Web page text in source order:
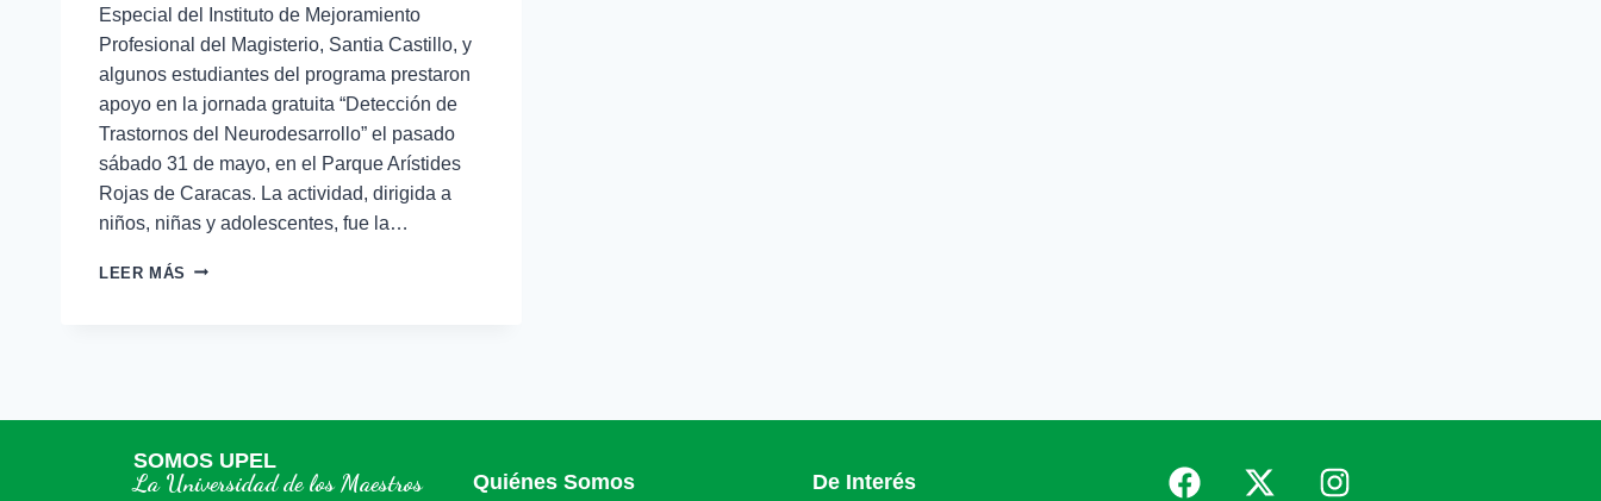
Especial del Instituto de Mejoramiento
Profesional del Magisterio, Santia Castillo, y
algunos estudiantes del programa prestaron
apoyo en la jornada gratuita “Detección de
Trastornos del Neurodesarrollo” el pasado
sábado 31 de mayo, en el Parque Arístides
Rojas de Caracas. La actividad, dirigida a
niños, niñas y adolescentes, fue la…
LEER MÁS
SOMOS UPEL
La Universidad de los Maestros Quiénes Somos De Interés